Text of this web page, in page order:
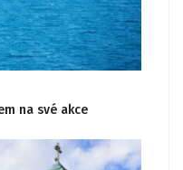
na své akce